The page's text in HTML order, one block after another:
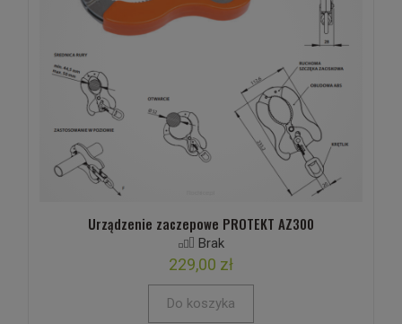
Urządzenie zaczepowe PROTEKT AZ300
Brak
229,00 zł
Do koszyka